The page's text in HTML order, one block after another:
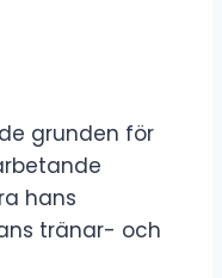
grunden för
hans
tränar- och